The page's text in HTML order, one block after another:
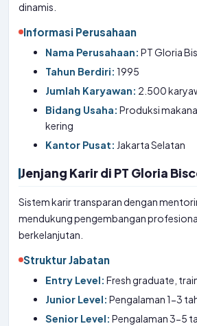
dinamis.
Informasi Perusahaan
Nama Perusahaan: PT Gloria
Tahun Berdiri: 1995
Jumlah Karyawan: 2.500
Bidang Usaha: Produksi
kering
Kantor Pusat: Jakarta Selatan
Jenjang Karir di PT Gloria
Sistem karir transparan dengan
mendukung pengembangan
berkelanjutan.
Struktur Jabatan
Entry Level: Fresh graduate,
Junior Level: Pengalaman 1-3
Senior Level: Pengalaman 3-5